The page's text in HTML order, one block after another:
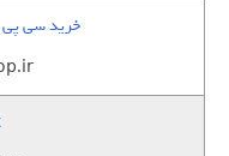
خرید سی پی